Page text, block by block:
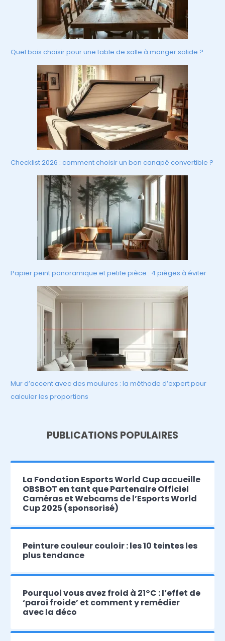
Quel bois choisir pour une table de salle à manger solide ?
Checklist 2026 : comment choisir un bon canapé convertible ?
Papier peint panoramique et petite pièce : 4 pièges à éviter
Mur d’accent avec des moulures : la méthode d’expert pour
calculer les proportions
PUBLICATIONS POPULAIRES
La Fondation Esports World Cup accueille
OBSBOT en tant que Partenaire Officiel
Caméras et Webcams de l’Esports World
Cup 2025 (sponsorisé)
Peinture couleur couloir : les 10 teintes les
plus tendance
Pourquoi vous avez froid à 21°C : l’effet de
‘paroi froide’ et comment y remédier
avec la déco